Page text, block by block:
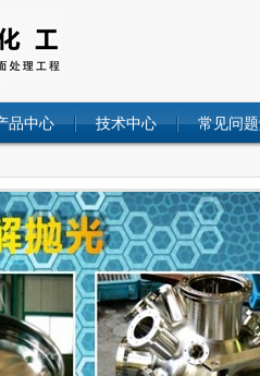
品中心 技术中心 常见问